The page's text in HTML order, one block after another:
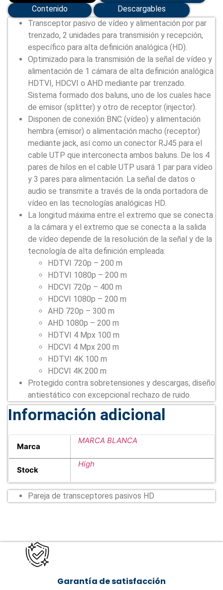
Contenido
Descargables
Transceptor pasivo de vídeo y alimentación por par
trenzado, 2 unidades para transmisión y recepción,
específico para alta definición analógica (HD).
Optimizado para la transmisión de la señal de vídeo y
alimentación de 1 cámara de alta definición analógica
HDTVI, HDCVI o AHD mediante par trenzado.
Sistema formado dos baluns, uno de los cuales hace
de emisor (splitter) y otro de receptor (injector).
Disponen de conexión BNC (vídeo) y alimentación
hembra (emisor) o alimentación macho (receptor)
mediante jack, así como un conector RJ45 para el
cable UTP que interconecta ambos baluns. De los 4
pares de hilos en el cable UTP usará 1 par para vídeo
y 3 pares para alimentación. La señal de datos o
audio se transmite a través de la onda portadora de
vídeo en las tecnologías analógicas HD.
La longitud máxima entre el extremo que se conecta
a la cámara y el extremo que se conecta a la salida
de vídeo depende de la resolución de la señal y de la
tecnología de alta definición empleada:
HDTVI 720p – 200 m
HDTVI 1080p – 200 m
HDCVI 720p – 400 m
HDCVI 1080p – 200 m
AHD 720p – 300 m
AHD 1080p – 200 m
HDTVI 4 Mpx 100 m
HDCVI 4 Mpx 200 m
HDTVI 4K 100 m
HDCVI 4K 200 m
Protegido contra sobretensiones y descargas, diseño
antiestático con excepcional rechazo de ruido.
Información adicional
Marca
MARCA BLANCA
Stock
High
Pareja de transceptores pasivos HD
Garantía de satisfacción